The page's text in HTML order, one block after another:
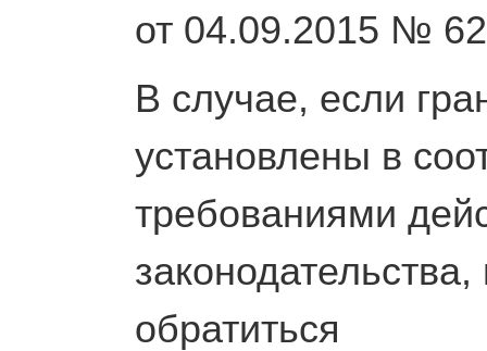
от 04.09.2015 №
В случае, если
установлены в
требованиями
обратиться с